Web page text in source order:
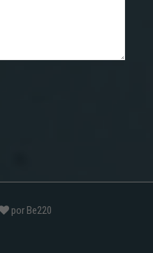
por Be220